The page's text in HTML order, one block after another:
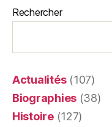
Rechercher
Actualités(107)
Biographies (38)
Histoire(127)